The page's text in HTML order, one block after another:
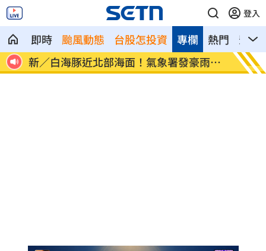
登入
即時 颱風動態 台股怎投資 熱門 影音
專欄
特
南電Q2財報公布後 目標價調升 俄軍